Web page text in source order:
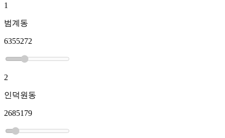
1
범계동
6355272
2
인덕원동
2685179